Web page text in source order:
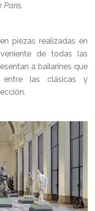
París.
piezas realizadas en
de todas las
a bailarines que
entre las clásicas y